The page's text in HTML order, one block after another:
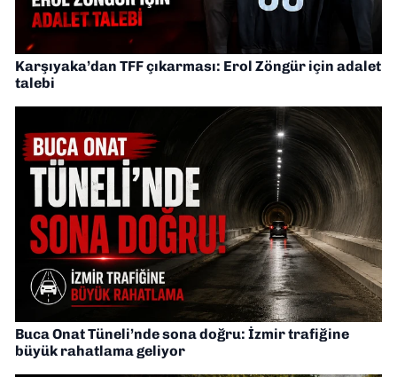
Karşıyaka’dan TFF çıkarması: Erol Zöngür için adalet
talebi
Buca Onat Tüneli’nde sona doğru: İzmir trafiğine
büyük rahatlama geliyor